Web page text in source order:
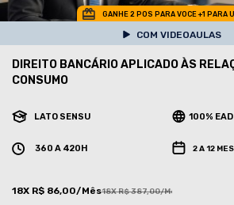
GANHE 2 POS PARA VOCE +1 PARA
COM VIDEOAULAS
DIREITO BANCÁRIO APLICADO ÀS
CONSUMO
LATO SENSU 100% EAD
360 A 420H 2 A 12
18X R$ 86,00/Mês18X R$ 387,00/Mês